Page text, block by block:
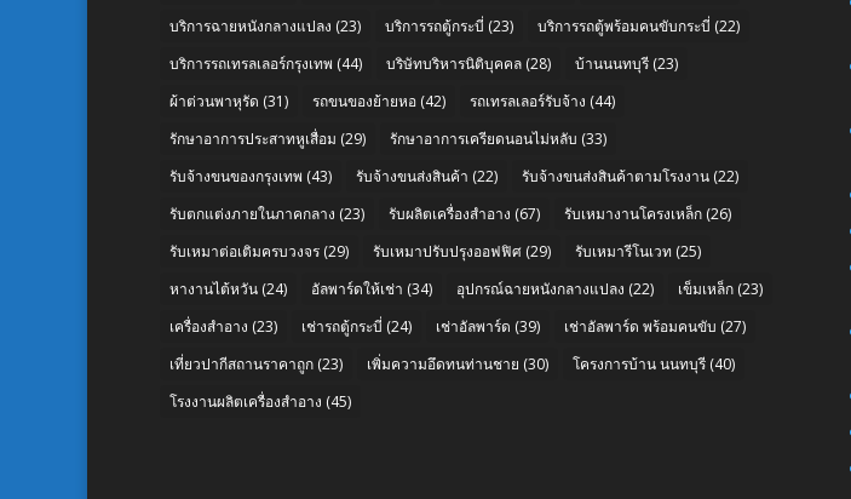
บริการฉายหนังกลางแปลง (23) บริการรถตู้กระบี่ (23) บริการรถตู้พร้อมคนขับกระบี่ (22)
บริการรถเทรลเลอร์กรุงเทพ (44) บริษัทบริหารนิติบุคคล (28) บ้านนนทบุรี (23)
ผ้าต่วนพาหุรัด (31) รถขนของย้ายหอ (42) รถเทรลเลอร์รับจ้าง (44)
รักษาอาการประสาทหูเสื่อม (29) รักษาอาการเครียดนอนไม่หลับ (33)
รับจ้างขนของกรุงเทพ (43) รับจ้างขนส่งสินค้า (22) รับจ้างขนส่งสินค้าตามโรงงาน (22)
รับตกแต่งภายในภาคกลาง (23) รับผลิตเครื่องสำอาง (67) รับเหมางานโครงเหล็ก (26)
รับเหมาต่อเติมครบวงจร (29) รับเหมาปรับปรุงออฟฟิศ (29) รับเหมารีโนเวท (25)
หางานไต้หวัน (24) อัลพาร์ดให้เช่า (34) อุปกรณ์ฉายหนังกลางแปลง (22) เข็มเหล็ก (23)
เครื่องสำอาง (23) เช่ารถตู้กระบี่ (24) เช่าอัลพาร์ด (39) เช่าอัลพาร์ด พร้อมคนขับ (27)
เที่ยวปากีสถานราคาถูก (23) เพิ่มความอึดทนท่านชาย (30) โครงการบ้าน นนทบุรี (40)
โรงงานผลิตเครื่องสำอาง (45)